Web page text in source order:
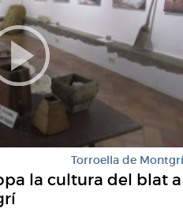
Torroella de Montgrí
la cultura del blat a